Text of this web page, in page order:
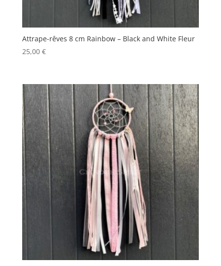
Attrape-rêves 8 cm Rainbow – Black and White Fleur
25,00 €